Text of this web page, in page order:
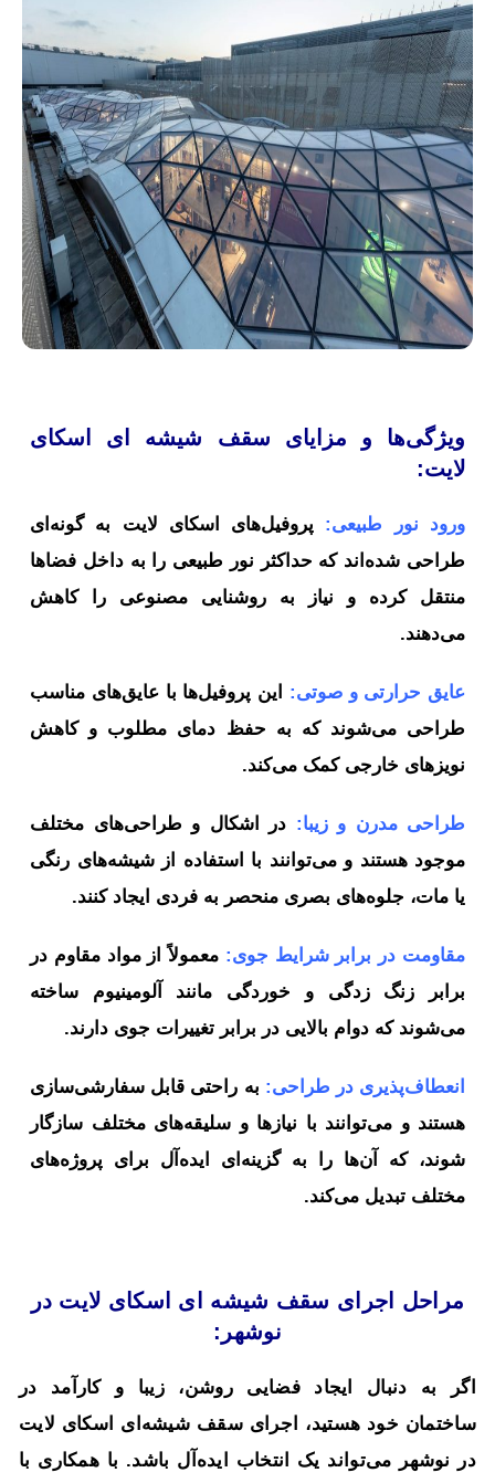
ویژگی‌ها و مزایای سقف شیشه ای اسکای
لایت:
ورود نور طبیعی: پروفیل‌های اسکای لایت به گونه‌ای
طراحی شده‌اند که حداکثر نور طبیعی را به داخل فضاها
منتقل کرده و نیاز به روشنایی مصنوعی را کاهش
می‌دهند.
عایق حرارتی و صوتی: این پروفیل‌ها با عایق‌های مناسب
طراحی می‌شوند که به حفظ دمای مطلوب و کاهش
نویزهای خارجی کمک می‌کند.
طراحی مدرن و زیبا: در اشکال و طراحی‌های مختلف
موجود هستند و می‌توانند با استفاده از شیشه‌های رنگی
یا مات، جلوه‌های بصری منحصر به فردی ایجاد کنند.
مقاومت در برابر شرایط جوی: معمولاً از مواد مقاوم در
برابر زنگ زدگی و خوردگی مانند آلومینیوم ساخته
می‌شوند که دوام بالایی در برابر تغییرات جوی دارند.
انعطاف‌پذیری در طراحی: به راحتی قابل سفارشی‌سازی
هستند و می‌توانند با نیازها و سلیقه‌های مختلف سازگار
شوند، که آن‌ها را به گزینه‌ای ایده‌آل برای پروژه‌های
مختلف تبدیل می‌کند.
مراحل اجرای سقف شیشه ای اسکای لایت در
نوشهر:
اگر به دنبال ایجاد فضایی روشن، زیبا و کارآمد در
ساختمان خود هستید، اجرای سقف شیشه‌ای اسکای لایت
در نوشهر می‌تواند یک انتخاب ایده‌آل باشد. با همکاری با